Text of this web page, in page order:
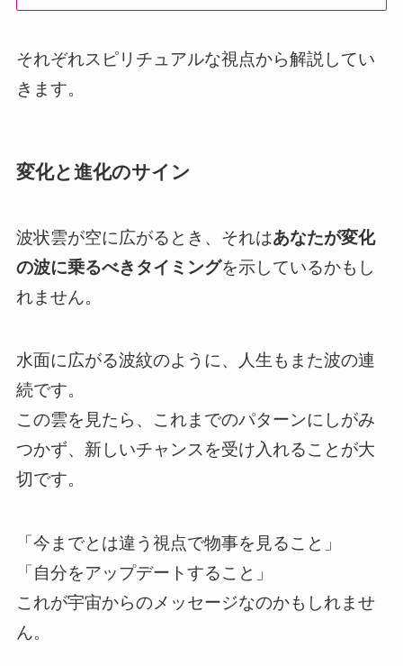
それぞれスピリチュアルな視点から解説してい
きます。
変化と進化のサイン
波状雲が空に広がるとき、それはあなたが変化
の波に乗るべきタイミングを示しているかもし
れません。
水面に広がる波紋のように、人生もまた波の連
続です。
この雲を見たら、これまでのパターンにしがみ
つかず、新しいチャンスを受け入れることが大
切です。
「今までとは違う視点で物事を見ること」
「自分をアップデートすること」
これが宇宙からのメッセージなのかもしれませ
ん。